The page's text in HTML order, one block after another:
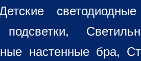
подсветки,
настенные бра,